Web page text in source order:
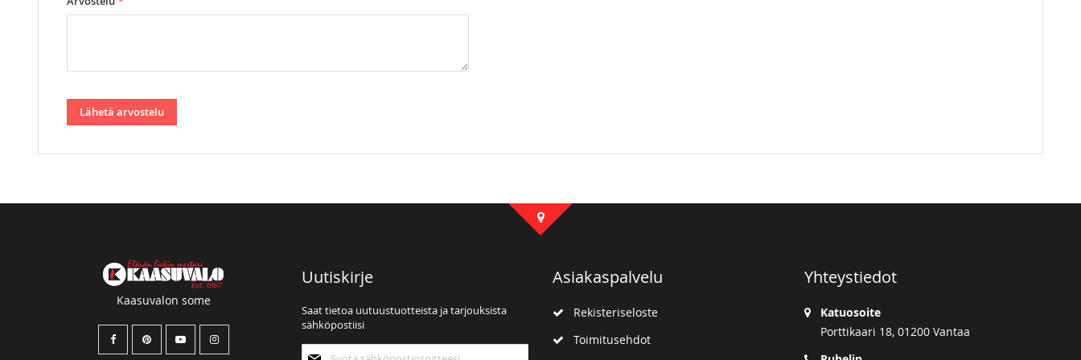
Lähetä arvostelu
Kaasuvalon some
Uutiskirje
Saat tietoa uutuustuotteista ja tarjouksista
sähköpostiisi
Asiakaspalvelu
Rekisteriseloste
Toimitusehdot
Yhteystiedot
Katuosoite
Porttikaari 18, 01200 Vantaa